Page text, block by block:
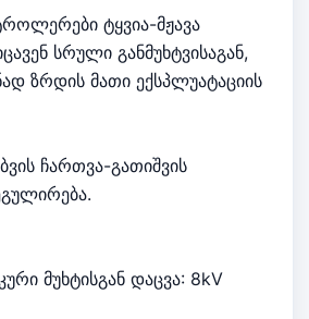
ტყვია-მჟავა
სრული განმუხტვისაგან,
ზრდის მათი ექსპლუატაციის
ჩართვა-გათიშვის
მუხტისგან დაცვა: 8kV